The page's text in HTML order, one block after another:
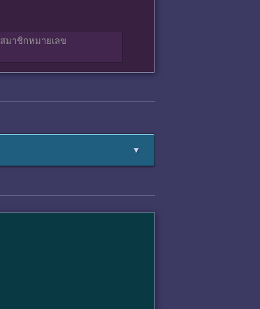
สมาชิกหมายเลข
▼